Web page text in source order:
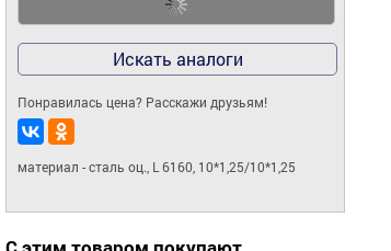
Искать аналоги
Понравилась цена? Расскажи друзьям!
материал - сталь оц., L 6160, 10*1,25/10*1,25